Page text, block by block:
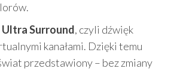
Ultra Surround, czyli dźwięk
kanałami. Dzięki temu
przedstawiony – bez zmiany